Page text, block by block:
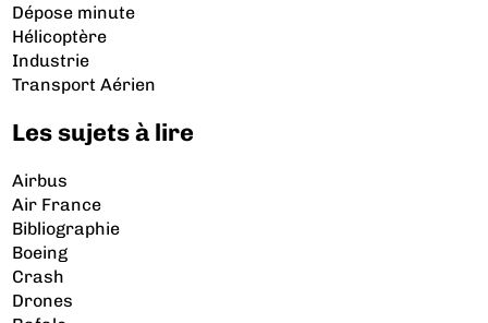
Dépose minute
Hélicoptère
Industrie
Transport Aérien
Les sujets à lire
Airbus
Air France
Bibliographie
Boeing
Crash
Drones